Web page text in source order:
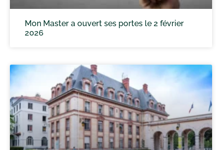
Mon Master a ouvert ses portes le 2 février
2026